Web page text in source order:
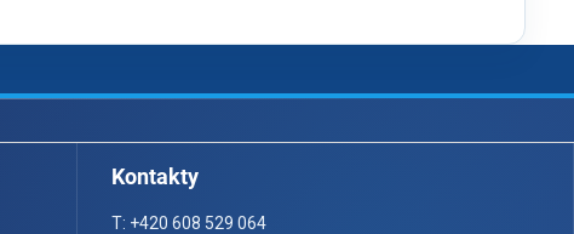
Kontakty
T: +420 608 529 064